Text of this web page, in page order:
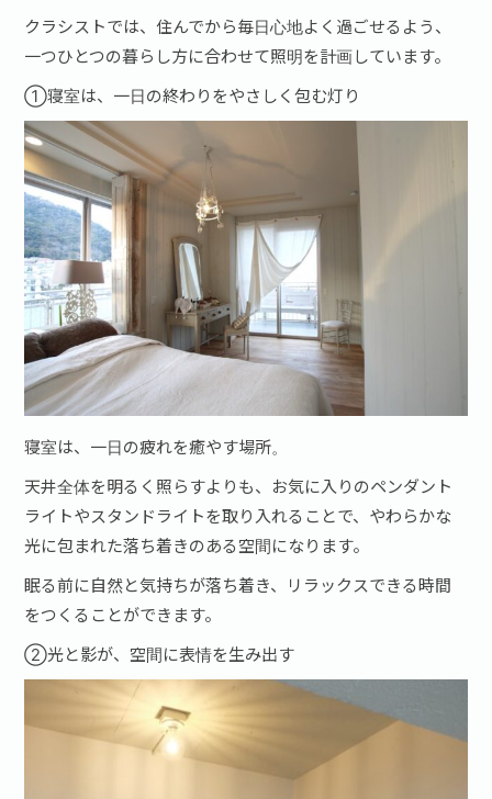
クラシストでは、住んでから毎日心地よく過ごせるよう、
一つひとつの暮らし方に合わせて照明を計画しています。
①寝室は、一日の終わりをやさしく包む灯り
寝室は、一日の疲れを癒やす場所。
天井全体を明るく照らすよりも、お気に入りのペンダント
ライトやスタンドライトを取り入れることで、やわらかな
光に包まれた落ち着きのある空間になります。
眠る前に自然と気持ちが落ち着き、リラックスできる時間
をつくることができます。
②光と影が、空間に表情を生み出す